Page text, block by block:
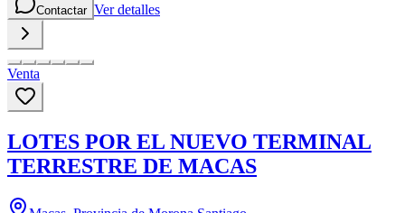
Contactar Ver detalles
Venta
LOTES POR EL NUEVO TERMINAL
TERRESTRE DE MACAS